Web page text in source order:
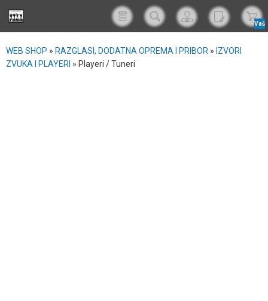
Vaša
WEB SHOP » RAZGLASI, DODATNA OPREMA I PRIBOR » IZVORI
ZVUKA I PLAYERI » Playeri / Tuneri